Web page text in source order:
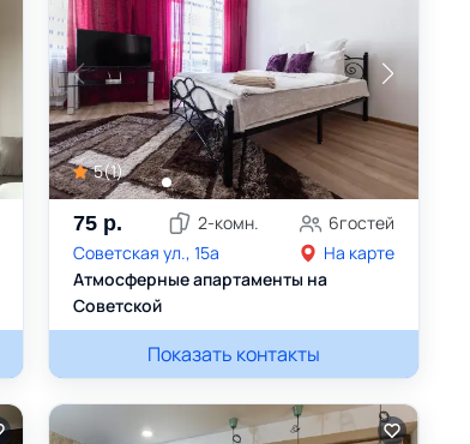
5(1)
75 р. 2-комн. 6гостей
Советская ул., 15а
На карте
Атмосферные апартаменты на
Советской
Александра+375445352888
Показать контакты